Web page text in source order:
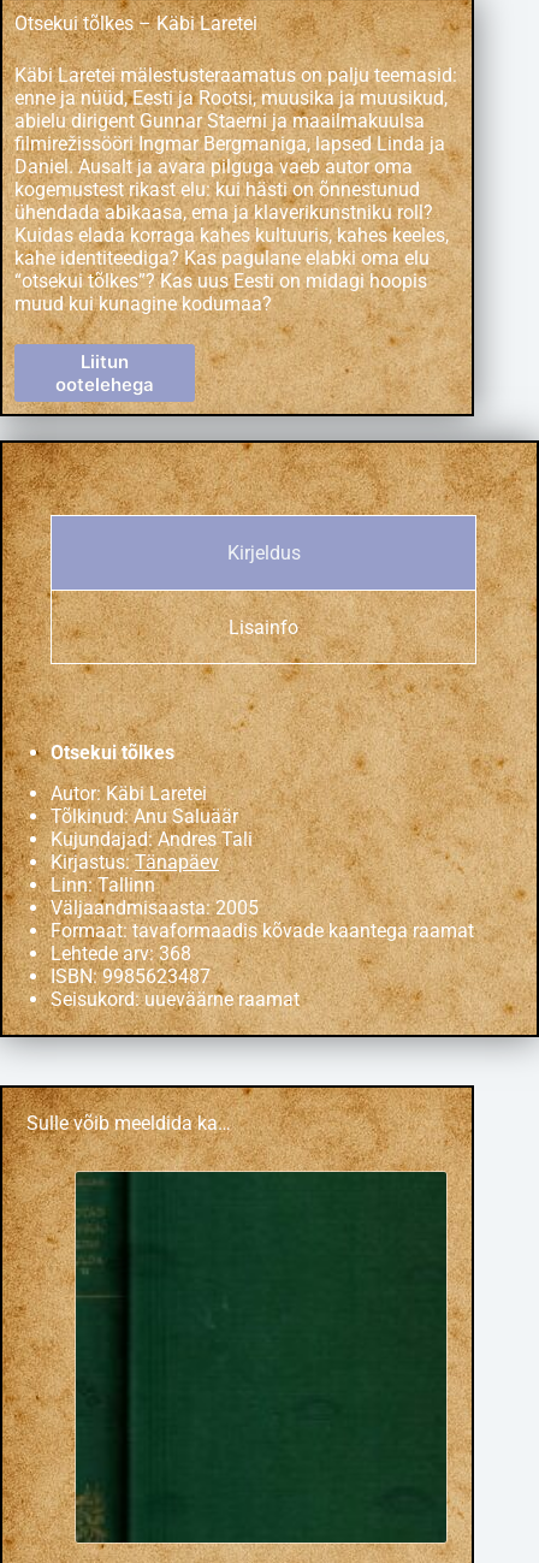
Otsekui tõlkes – Käbi Laretei
Käbi Laretei mälestusteraamatus on palju teemasid:
enne ja nüüd, Eesti ja Rootsi, muusika ja muusikud,
abielu dirigent Gunnar Staerni ja maailmakuulsa
filmirežissööri Ingmar Bergmaniga, lapsed Linda ja
Daniel. Ausalt ja avara pilguga vaeb autor oma
kogemustest rikast elu: kui hästi on õnnestunud
ühendada abikaasa, ema ja klaverikunstniku roll?
Kuidas elada korraga kahes kultuuris, kahes keeles,
kahe identiteediga? Kas pagulane elabki oma elu
“otsekui tõlkes”? Kas uus Eesti on midagi hoopis
muud kui kunagine kodumaa?
Liitun
ootelehega
Kirjeldus
Lisainfo
Otsekui tõlkes
Autor: Käbi Laretei
Tõlkinud:Anu Saluäär
Kujundajad: Andres Tali
Kirjastus:Tänapäev
Linn: Tallinn
Väljaandmisaasta: 2005
Formaat: tavaformaadis kõvade kaantega raamat
Lehtede arv: 368
ISBN:9985623487
Seisukord: uueväärne raamat
Sulle võib meeldida ka…